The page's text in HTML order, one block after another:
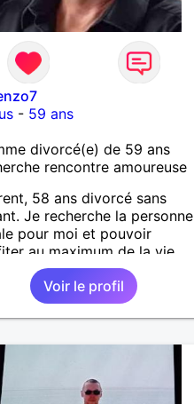
- 59 ans
divorcé(e) de 59 ans
rencontre amoureuse
58 ans divorcé sans
Je recherche la personne
pour moi et pouvoir
au maximum de la vie
Voir le profil